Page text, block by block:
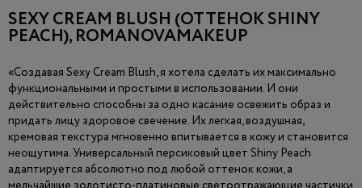
SEXY CREAM BLUSH (ОТТЕНОК SHINY
PEACH), ROMANOVAMAKEUP
«Создавая Sexy Cream Blush, я хотела сделать их максимально
функциональными и простыми в использовании. И они
действительно способны за одно касание освежить образ и
придать лицу здоровое свечение. Их легкая, воздушная,
кремовая текстура мгновенно впитывается в кожу и становится
неощутима. Универсальный персиковый цвет Shiny Peach
адаптируется абсолютно под любой оттенок кожи, а